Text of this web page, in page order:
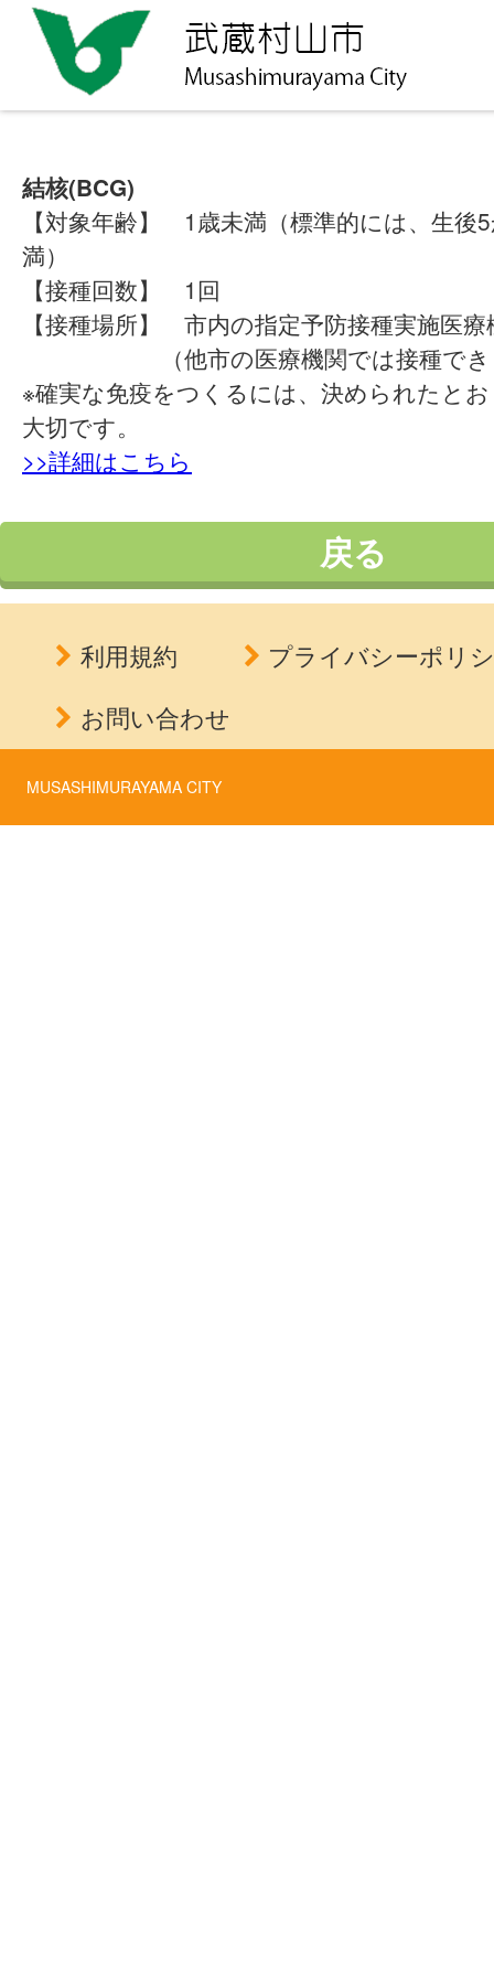
結核(BCG)
【対象年齢】 1歳未満（標準的には、生後
満）
【接種回数】 1回
【接種場所】 市内の指定予防接種実施医療
（他市の医療機関では接種でき
※確実な免疫をつくるには、決められたと
大切です。
>>詳細はこちら
戻る
利用規約
プライバシーポリ
お問い合わせ
MUSASHIMURAYAMA CITY